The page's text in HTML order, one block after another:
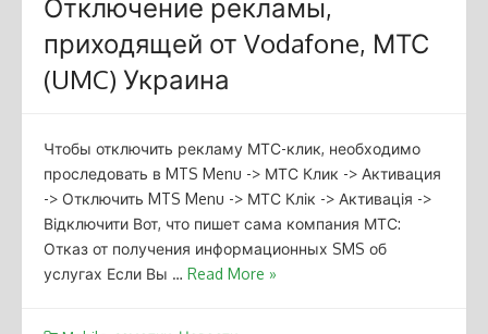
Отключение рекламы,
приходящей от Vodafone, МТС
(UMC) Украина
Чтобы отключить рекламу МТС-клик, необходимо
проследовать в MTS Menu -> МТС Клик -> Активация
-> Отключить MTS Menu -> МТС Клік -> Активація ->
Відключити Вот, что пишет сама компания МТС:
Отказ от получения информационных SMS об
услугах Если Вы … Read More »